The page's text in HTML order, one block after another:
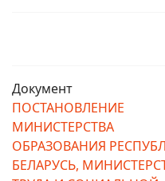
Документ
ПОСТАНОВЛЕНИЕ
МИНИСТЕРСТВА
ОБРАЗОВАНИЯ
БЕЛАРУСЬ,